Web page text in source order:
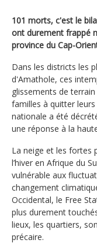
101 morts, c'est le
ont durement frappé
province du Cap-
Dans les districts les
d'Amathole, ces
glissements de
familles à quitter
nationale a été
une réponse à la
La neige et les fortes
l’hiver en Afrique du
vulnérable aux
changement
Occidental, le Free
plus durement
lieux, les quartiers,
précaire.